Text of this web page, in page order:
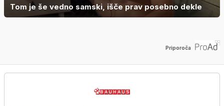
Tom je še vedno samski, išče prav posebno dekle
Priporoča